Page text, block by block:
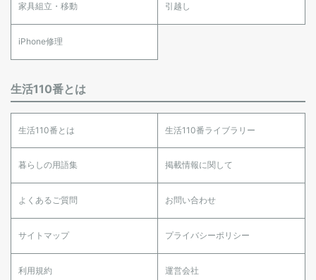
家具組立・移動 引越し
iPhone修理
生活110番とは
生活110番とは 生活110番ライブラリー
暮らしの用語集 掲載情報に関して
よくあるご質問 お問い合わせ
サイトマップ プライバシーポリシー
利用規約 運営会社